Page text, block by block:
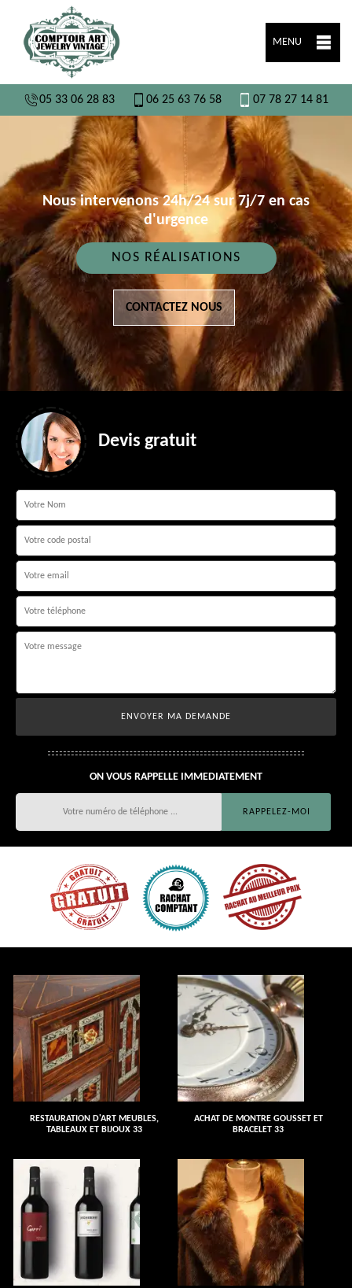
MENU
05 33 06 28 83 06 25 63 76 58 07 78 27 14 81
Nous intervenons 24h/24 sur 7j/7 en cas
d'urgence
NOS RÉALISATIONS
CONTACTEZ NOUS
Devis gratuit
ON VOUS RAPPELLE IMMEDIATEMENT
RESTAURATION D'ART MEUBLES,
TABLEAUX ET BIJOUX 33
ACHAT DE MONTRE GOUSSET ET
BRACELET 33